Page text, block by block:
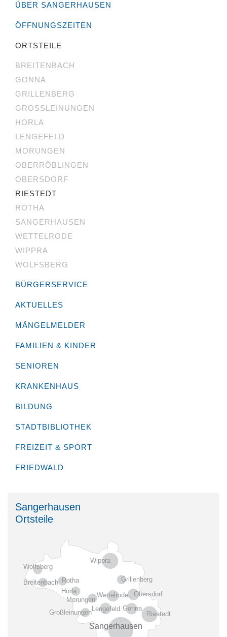
ÜBER SANGERHAUSEN
ÖFFNUNGSZEITEN
ORTSTEILE
BREITENBACH
GONNA
GRILLENBERG
GROSSLEINUNGEN
HORLA
LENGEFELD
MORUNGEN
OBERRÖBLINGEN
OBERSDORF
RIESTEDT
ROTHA
SANGERHAUSEN
WETTELRODE
WIPPRA
WOLFSBERG
BÜRGERSERVICE
AKTUELLES
MÄNGELMELDER
FAMILIEN & KINDER
SENIOREN
KRANKENHAUS
BILDUNG
STADTBIBLIOTHEK
FREIZEIT & SPORT
FRIEDWALD
Sangerhausen
Ortsteile
Riestedt
Gonna
Obersdorf
Grillenberg
Wippra
Wolfsberg
Rotha
Breitenbach
Horla
Morungen
Wettelrode
Lengefeld
Großleinungen
Sangerhausen